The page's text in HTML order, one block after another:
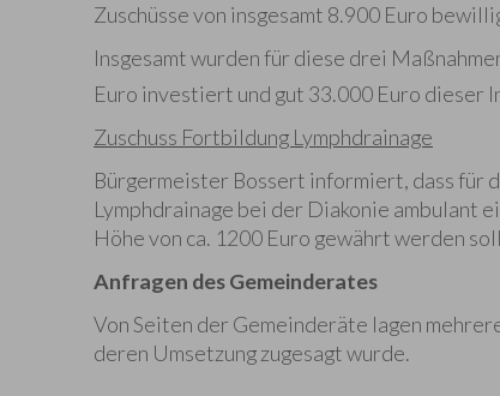
Zuschüsse von insgesamt 8.900 Euro
Insgesamt wurden für diese drei
Euro investiert und gut 33.000 Euro dieser
Zuschuss Fortbildung Lymphdrainage
Bürgermeister Bossert informiert, dass für
Lymphdrainage bei der Diakonie ambulant
Höhe von ca. 1200 Euro gewährt werden
Anfragen des Gemeinderates
Von Seiten der Gemeinderäte lagen
deren Umsetzung zugesagt wurde.